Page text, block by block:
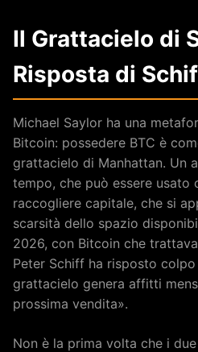
Il Grattacielo di
Risposta di
Michael Saylor ha una
Bitcoin: possedere BTC è
grattacielo di Manhattan. Un
tempo, che può essere usato
raccogliere capitale, che si
scarsità dello spazio
2026, con Bitcoin che
Peter Schiff ha risposto
grattacielo genera affitti
prossima vendita».
Non è la prima volta che i